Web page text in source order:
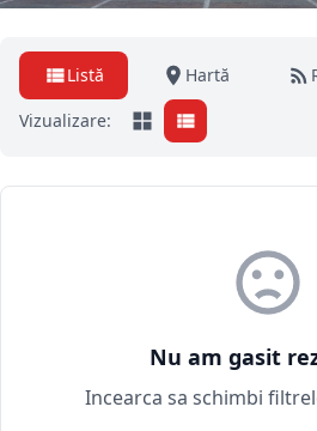
Listă Hartă
Vizualizare:
Nu am gasit
Incearca sa schimbi